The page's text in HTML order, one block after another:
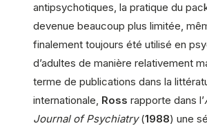
antipsychotiques, la pratique du
devenue beaucoup plus limitée,
finalement toujours été utilisé en
d’adultes de manière relativement
terme de publications dans la
internationale, Ross rapporte dans l’
Journal of Psychiatry(1988) une